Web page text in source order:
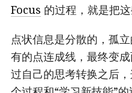
Focus 的过程，就是把
点状信息是分散的，孤
有的点连成线，最终变
过自己的思考转换之后